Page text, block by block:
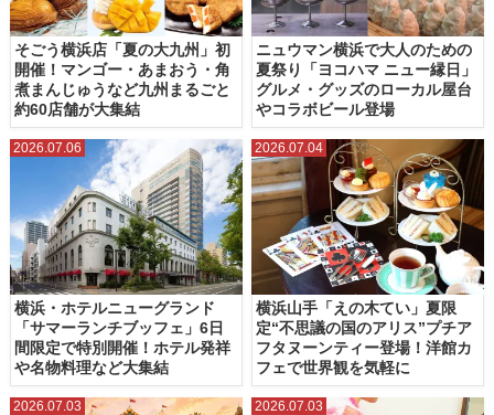
そごう横浜店「夏の大九州」初
開催！マンゴー・あまおう・角
煮まんじゅうなど九州まるごと
約60店舗が大集結
ニュウマン横浜で大人のための
夏祭り「ヨコハマ ニュー縁日」
グルメ・グッズのローカル屋台
やコラボビール登場
2026.07.06
横浜・ホテルニューグランド
「サマーランチブッフェ」6日
間限定で特別開催！ホテル発祥
や名物料理など大集結
2026.07.04
横浜山手「えの木てい」夏限
定“不思議の国のアリス”プチア
フタヌーンティー登場！洋館カ
フェで世界観を気軽に
2026.07.03 2026.07.03